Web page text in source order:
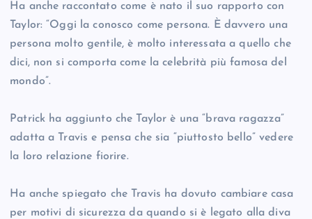
Ha anche raccontato come è nato il suo rapporto con
Taylor: “Oggi la conosco come persona. È davvero una
persona molto gentile, è molto interessata a quello che
dici, non si comporta come la celebrità più famosa del
mondo”.
Patrick ha aggiunto che Taylor è una “brava ragazza”
adatta a Travis e pensa che sia “piuttosto bello” vedere
la loro relazione fiorire.
Ha anche spiegato che Travis ha dovuto cambiare casa
per motivi di sicurezza da quando si è legato alla diva